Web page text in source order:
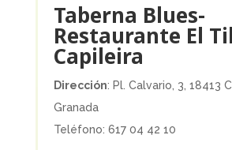
Taberna Blues-
Restaurante El
Capileira
Dirección: Pl. Calvario, 3, 18413
Granada
Teléfono: 617 04 42 10